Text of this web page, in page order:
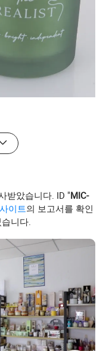
트 포천은 왁스
왁스 용융물, 사
기 제품을 전문
브랜드의 공
으로부터 명성
받았습니다. ID "MIC-
이트의 보고서를 확인
니다.